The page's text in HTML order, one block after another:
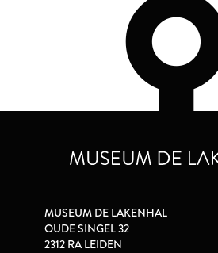
MUSEUM DE LAKENHAL
OUDE SINGEL 32
2312 RA LEIDEN